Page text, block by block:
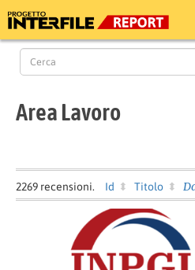
Area Lavoro
2269 recensioni. Id Titolo